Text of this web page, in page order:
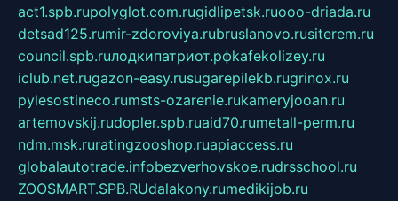
act1.spb.rupolyglot.com.rugidlipetsk.ruooo-driada.ru
detsad125.rumir-zdoroviya.rubruslanovo.rusiterem.ru
council.spb.ruлодкипатриот.рфkafekolizey.ru
iclub.net.rugazon-easy.rusugarepilekb.rugrinox.ru
pylesostineco.rumsts-ozarenie.rukameryjooan.ru
artemovskij.rudopler.spb.ruaid70.rumetall-perm.ru
ndm.msk.ruratingzooshop.ruapiaccess.ru
globalautotrade.infobezverhovskoe.rudrsschool.ru
ZOOSMART.SPB.RUdalakony.rumedikijob.ru